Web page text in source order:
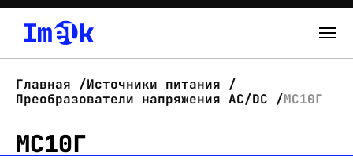
О нас
Новости
Главная
Источники питания
Преобразователи напряжения AC/DC
МС10Г
МС10Г